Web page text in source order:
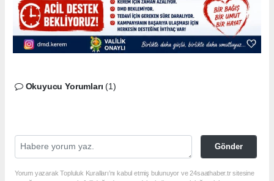
Okuyucu Yorumları(1)
Gönder
Yorum yazarak Topluluk Kuralları’nı kabul etmiş bulunuyor ve 24saathaber.tr sitesine